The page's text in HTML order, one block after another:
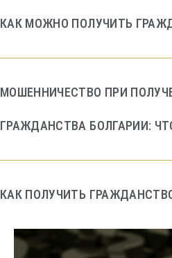
КАК МОЖНО ПОЛУЧИТЬ
МОШЕННИЧЕСТВО ПРИ
ГРАЖДАНСТВА БОЛГАРИИ:
КАК ПОЛУЧИТЬ